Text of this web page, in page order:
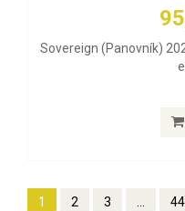
Sovereign (Panovník)
1 2 3 ... 44